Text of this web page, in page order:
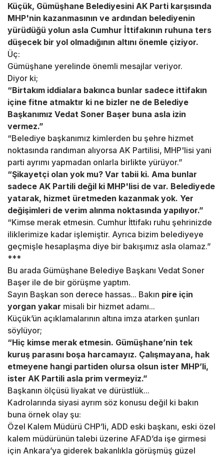
Küçük, Gümüşhane Belediyesini AK Parti karşısında
MHP'nin kazanmasının ve ardından belediyenin
yürüdüğü yolun asla Cumhur İttifakının ruhuna ters
düşecek bir yol olmadığının altını önemle çiziyor.
Üç:
Gümüşhane yerelinde önemli mesajlar veriyor.
Diyor ki;
“Birtakım iddialara bakınca bunlar sadece ittifakın
içine fitne atmaktır ki ne bizler ne de Belediye
Başkanımız Vedat Soner Başer buna asla izin
vermez.”
“Belediye başkanımız kimlerden bu şehre hizmet
noktasında randıman alıyorsa AK Partilisi, MHP'lisi yani
parti ayrımı yapmadan onlarla birlikte yürüyor.”
“Şikayetçi olan yok mu? Var tabii ki. Ama bunlar
sadece AK Partili değil ki MHP'lisi de var. Belediyede
yatarak, hizmet üretmeden kazanmak yok. Yer
değişimleri de verim alınma noktasında yapılıyor.”
“Kimse merak etmesin. Cumhur İttifakı ruhu şehrinizde
iliklerimize kadar işlemiştir. Ayrıca bizim belediyeye
geçmişle hesaplaşma diye bir bakışımız asla olamaz.”
***
Bu arada Gümüşhane Belediye Başkanı Vedat Soner
Başer ile de bir görüşme yaptım.
Sayın Başkan son derece hassas... Bakın pire için
yorgan yakar misali bir hizmet adamı...
Küçük’ün açıklamalarının altına imza atarken şunları
söylüyor;
“Hiç kimse merak etmesin. Gümüşhane’nin tek
kuruş parasını boşa harcamayız. Çalışmayana, hak
etmeyene hangi partiden olursa olsun ister MHP’li,
ister AK Partili asla prim vermeyiz.”
Başkanın ölçüsü liyakat ve dürüstlük...
Kadrolarında siyasi ayrım söz konusu değil ki bakın
buna örnek olay şu:
Özel Kalem Müdürü CHP’li, ADD eski başkanı, eski özel
kalem müdürünün talebi üzerine AFAD’da işe girmesi
için Ankara’ya giderek bakanlıkla görüşmüş güzel